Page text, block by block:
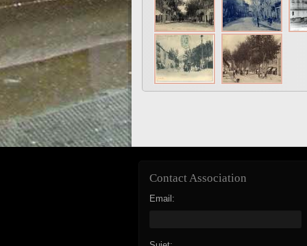
Contact Association
Email: